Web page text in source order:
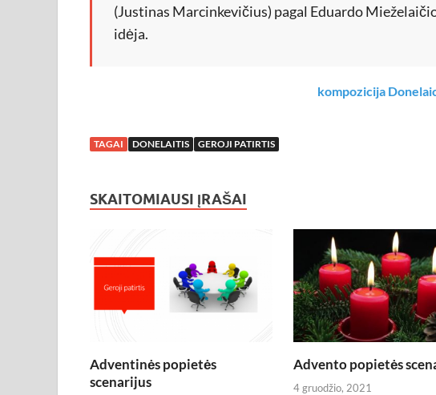
(Justinas Marcinkevičius) pagal Eduardo
idėja.
kompozicija
TAGAI DONELAITIS GEROJI PATIRTIS
SKAITOMIAUSI ĮRAŠAI
Adventinės popietės
scenarijus
Advento popietės
4 gruodžio, 2021